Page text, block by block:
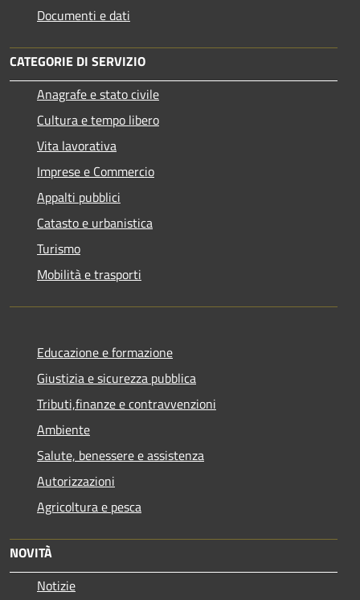
Documenti e dati
CATEGORIE DI SERVIZIO
Anagrafe e stato civile
Cultura e tempo libero
Vita lavorativa
Imprese e Commercio
Appalti pubblici
Catasto e urbanistica
Turismo
Mobilità e trasporti
Educazione e formazione
Giustizia e sicurezza pubblica
Tributi,finanze e contravvenzioni
Ambiente
Salute, benessere e assistenza
Autorizzazioni
Agricoltura e pesca
NOVITÀ
Notizie